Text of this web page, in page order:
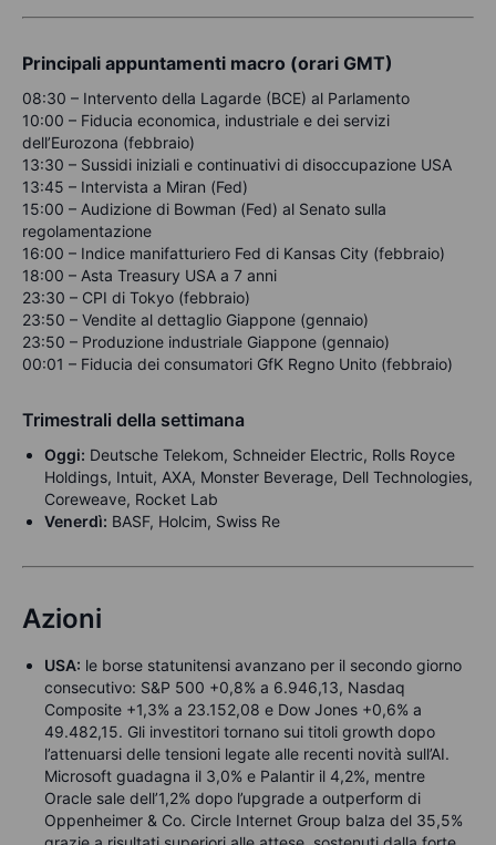
Principali appuntamenti macro (orari GMT)
08:30 – Intervento della Lagarde (BCE) al Parlamento
10:00 – Fiducia economica, industriale e dei servizi
dell’Eurozona (febbraio)
13:30 – Sussidi iniziali e continuativi di disoccupazione USA
13:45 – Intervista a Miran (Fed)
15:00 – Audizione di Bowman (Fed) al Senato sulla
regolamentazione
16:00 – Indice manifatturiero Fed di Kansas City (febbraio)
18:00 – Asta Treasury USA a 7 anni
23:30 – CPI di Tokyo (febbraio)
23:50 – Vendite al dettaglio Giappone (gennaio)
23:50 – Produzione industriale Giappone (gennaio)
00:01 – Fiducia dei consumatori GfK Regno Unito (febbraio)
Trimestrali della settimana
Oggi: Deutsche Telekom, Schneider Electric, Rolls Royce
Holdings, Intuit, AXA, Monster Beverage, Dell Technologies,
Coreweave, Rocket Lab
Venerdì: BASF, Holcim, Swiss Re
Azioni
USA: le borse statunitensi avanzano per il secondo giorno
consecutivo: S&P 500 +0,8% a 6.946,13, Nasdaq
Composite +1,3% a 23.152,08 e Dow Jones +0,6% a
49.482,15. Gli investitori tornano sui titoli growth dopo
l’attenuarsi delle tensioni legate alle recenti novità sull’AI.
Microsoft guadagna il 3,0% e Palantir il 4,2%, mentre
Oracle sale dell’1,2% dopo l’upgrade a outperform di
Oppenheimer & Co. Circle Internet Group balza del 35,5%